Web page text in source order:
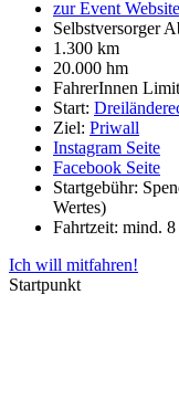
zur Event Website
Selbstversorger
1.300 km
20.000 hm
FahrerInnen
Start:
Ziel: Priwall
Instagram Seite
Facebook Seite
Startgebühr:
Wertes)
Fahrtzeit: mind. 8
Ich will mitfahren!
Startpunkt